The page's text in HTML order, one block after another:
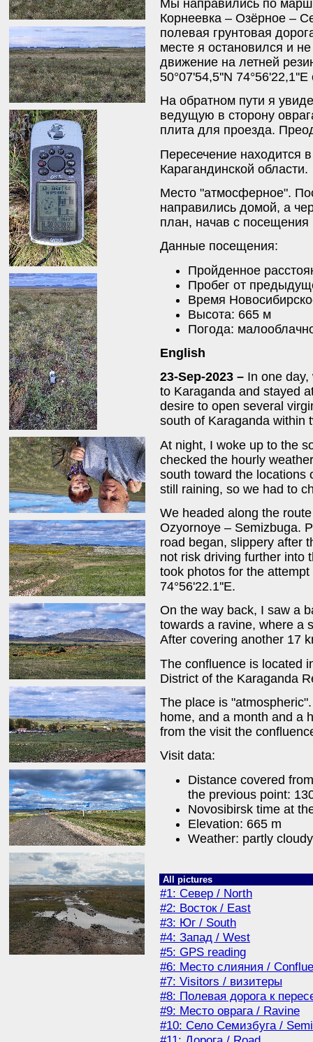
Мы направились по
Корнеевка – Озёрное –
полевая грунтовая
месте я остановился и
движение на летней
50°07'54,5''N
На обратном пути я
ведущую в сторону
плита для проезда.
Пересечение находится
Карагандинской области.
Место "атмосферное".
направились домой, а
план, начав с
Данные посещения:
Пройденное
Пробег от
Время
Высота: 665 м
Погода:
English
23-Sep-2023 – In one
to Karaganda and stayed
desire to open several
south of Karaganda within
At night, I woke up to the
checked the hourly
south toward the locations
still raining, so we had to
We headed along the
Ozyornoye – Semizbuga.
road began, slippery after
not risk driving further into
took photos for the
74°56'22.1''E.
On the way back, I saw a
towards a ravine, where a
After covering another 17
The confluence is located
District of the Karaganda
The place is
home, and a month and a
from the visit the
Visit data:
Distance covered
the previous point:
Novosibirsk time at
Elevation: 665 m
Weather: partly
All pictures
#1: Север / North
#2: Восток / East
#3: Юг / South
#4: Запад / West
#5: GPS reading
#6: Место слияния /
#7: Visitors / визитеры
#8: Полевая дорога к
#9: Место оврага / Ravine
#10: Село Семизбуга /